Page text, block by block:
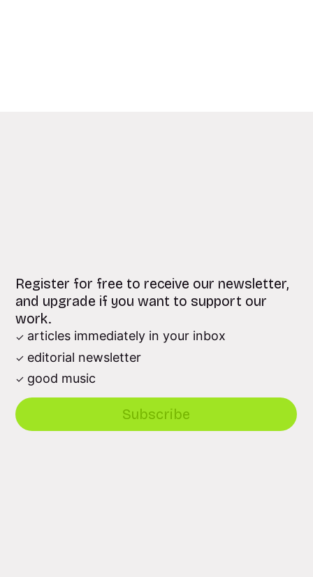
Register for free to receive our newsletter,
and upgrade if you want to support our
work.
articles immediately in your inbox
editorial newsletter
good music
Subscribe